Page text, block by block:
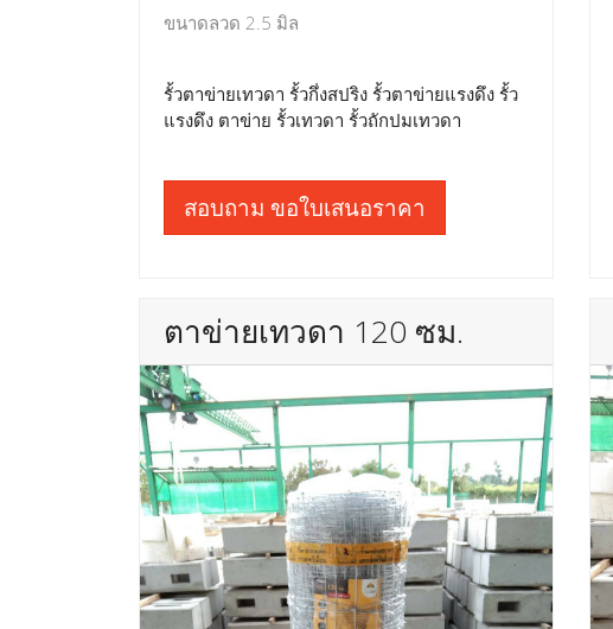
ขนาดลวด 2.5 มิล
รั้วตาข่ายเทวดา รั้วกึ่งสปริง รั้วตาข่ายแรงดึง รั้ว
แรงดึง ตาข่าย รั้วเทวดา รั้วถักปมเทวดา
สอบถาม ขอใบเสนอราคา
ตาข่ายเทวดา 120 ซม.